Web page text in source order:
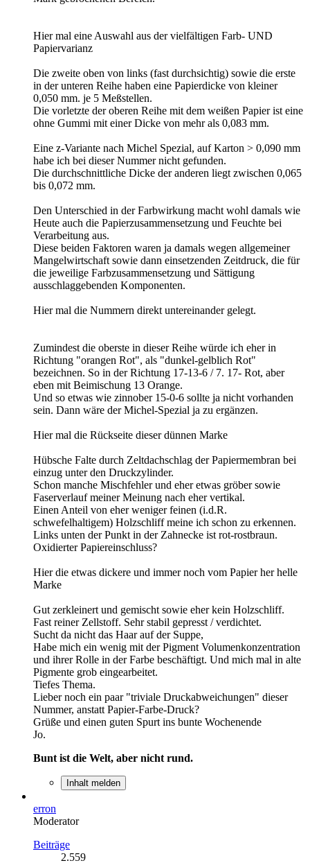
Hier mal eine Auswahl aus der vielfältigen Farb- UND
Papiervarianz
Die zweite oben von links (fast durchsichtig) sowie die erste
in der unteren Reihe haben eine Papierdicke von kleiner
0,050 mm. je 5 Meßstellen.
Die vorletzte der oberen Reihe mit dem weißen Papier ist eine
ohne Gummi mit einer Dicke von mehr als 0,083 mm.
Eine z-Variante nach Michel Spezial, auf Karton > 0,090 mm
habe ich bei dieser Nummer nicht gefunden.
Die durchschnittliche Dicke der anderen liegt zwischen 0,065
bis 0,072 mm.
Den Unterschied in der Farbwirkung macht wohl damals wie
Heute auch die Papierzusammensetzung und Feuchte bei
Verarbeitung aus.
Diese beiden Faktoren waren ja damals wegen allgemeiner
Mangelwirtschaft sowie dann einsetzenden Zeitdruck, die für
die jeweilige Farbzusammensetzung und Sättigung
ausschlaggebenden Komponenten.
Hier mal die Nummern direkt untereinander gelegt.
Zumindest die oberste in dieser Reihe würde ich eher in
Richtung "orangen Rot", als "dunkel-gelblich Rot"
bezeichnen. So in der Richtung 17-13-6 / 7. 17- Rot, aber
eben mit Beimischung 13 Orange.
Und so etwas wie zinnober 15-0-6 sollte ja nicht vorhanden
sein. Dann wäre der Michel-Spezial ja zu ergänzen.
Hier mal die Rückseite dieser dünnen Marke
Hübsche Falte durch Zeltdachschlag der Papiermembran bei
einzug unter den Druckzylinder.
Schon manche Mischfehler und eher etwas gröber sowie
Faserverlauf meiner Meinung nach eher vertikal.
Einen Anteil von eher weniger feinen (i.d.R.
schwefelhaltigem) Holzschliff meine ich schon zu erkennen.
Links unten der Punkt in der Zahnecke ist rot-rostbraun.
Oxidierter Papiereinschluss?
Hier die etwas dickere und immer noch vom Papier her helle
Marke
Gut zerkleinert und gemischt sowie eher kein Holzschliff.
Fast reiner Zellstoff. Sehr stabil gepresst / verdichtet.
Sucht da nicht das Haar auf der Suppe,
Habe mich ein wenig mit der Pigment Volumenkonzentration
und ihrer Rolle in der Farbe beschäftigt. Und mich mal in alte
Pigmente grob eingearbeitet.
Tiefes Thema.
Lieber noch ein paar "triviale Druckabweichungen" dieser
Nummer, anstatt Papier-Farbe-Druck?
Grüße und einen guten Spurt ins bunte Wochenende
Jo.
Bunt ist die Welt, aber nicht rund.
Inhalt melden
erron
Moderator
Beiträge
2.559